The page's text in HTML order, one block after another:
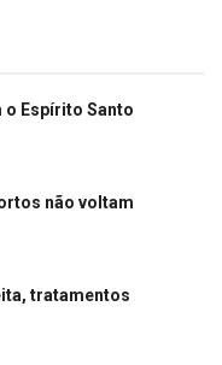
o Espírito Santo
não voltam
tratamentos